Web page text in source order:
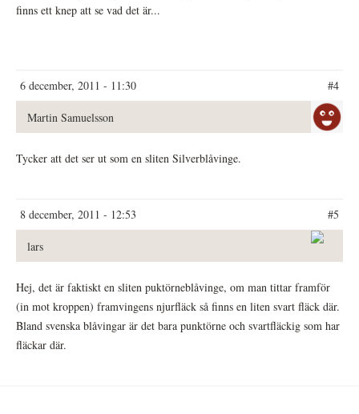
finns ett knep att se vad det är...
6 december, 2011 - 11:30 #4
Martin Samuelsson
Tycker att det ser ut som en sliten Silverblåvinge.
8 december, 2011 - 12:53 #5
lars
Hej, det är faktiskt en sliten puktörneblåvinge, om man tittar framför
(in mot kroppen) framvingens njurfläck så finns en liten svart fläck där.
Bland svenska blåvingar är det bara punktörne och svartfläckig som har
fläckar där.